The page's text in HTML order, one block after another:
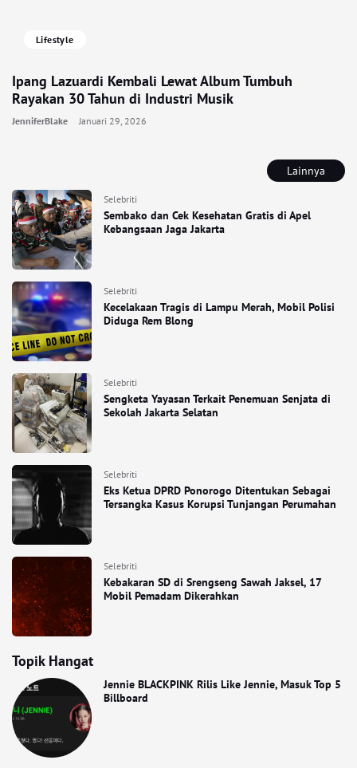
Lainnya
Selebriti
Sembako dan Cek Kesehatan Gratis di Apel
Kebangsaan Jaga Jakarta
Selebriti
Kecelakaan Tragis di Lampu Merah, Mobil Polisi
Diduga Rem Blong
Selebriti
Sengketa Yayasan Terkait Penemuan Senjata di
Sekolah Jakarta Selatan
Selebriti
Eks Ketua DPRD Ponorogo Ditentukan Sebagai
Tersangka Kasus Korupsi Tunjangan Perumahan
Selebriti
Kebakaran SD di Srengseng Sawah Jaksel, 17
Mobil Pemadam Dikerahkan
Topik Hangat
Jennie BLACKPINK Rilis Like Jennie, Masuk Top 5
Billboard
Lifestyle
Ipang Lazuardi Kembali Lewat Album Tumbuh
Rayakan 30 Tahun di Industri Musik
JenniferBlake Januari 29, 2026